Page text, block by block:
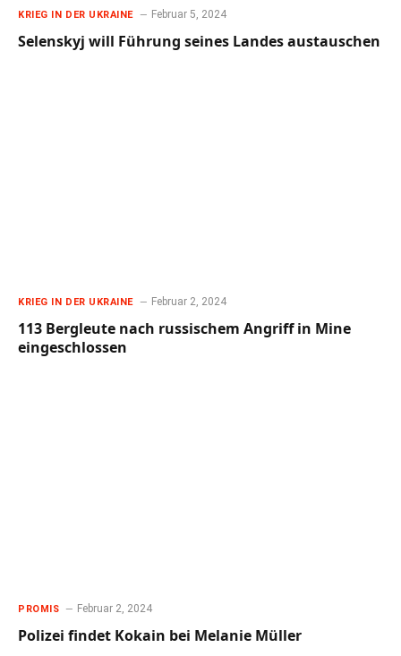
KRIEG IN DER UKRAINE Februar 5, 2024
Selenskyj will Führung seines Landes austauschen
KRIEG IN DER UKRAINE Februar 2, 2024
113 Bergleute nach russischem Angriff in Mine
eingeschlossen
PROMIS Februar 2, 2024
Polizei findet Kokain bei Melanie Müller